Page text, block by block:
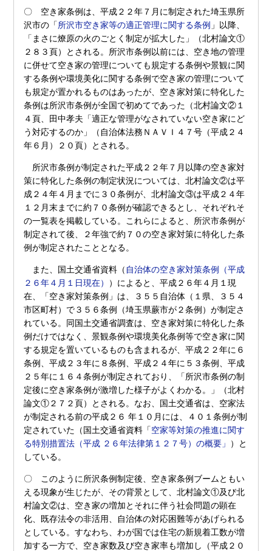
〇 空き家条例は、平成２２年７月に制定された埼玉県所
沢市の「所沢市空き家等の適正管理に関する条例 」以降、
「まさに燎原の火のごとく制定が拡大した」（北村論文①
２８３頁）とされる。所沢市条例以前には、空き地の管理
に併せて空き家の管理についても規定する条例や景観に関
する条例や環境美化に関する条例で空き家の管理について
も規定が置かれるものはあったが、空き家対策に特化した
条例は所沢市条例が全国で初めてであった（北村論文②１
４頁、田中孝夫「適正な管理がなされていない空き家にど
う対応するのか」（自治体法務ＮＡＶＩ４７号（平成２４
年６月）２０頁）とされる。
所沢市条例が制定された平成２２年７月以降の空き家対
策に特化した条例の制定状況については、北村論文②は平
成２４年４月までに３０条例が、北村論文③は平成２４年
１２月末までに約７０条例が確認できるとし、それぞれそ
の一覧表を掲載している。これらによると、所沢市条例が
制定されて後、２年強で約７０の空き家対策に特化した条
例が制定されたこととなる。
また、国土交通省資料（ 自治体の空き家対策条例（平成
２６年４月１日現在）
）によると、平成２６年４月１現
在、「空き家対策条例」は、３５５自治体（１県、３５４
市区町村）で３５６条例（埼玉県蕨市が２条例）が制定さ
れている。同国土交通省調査は、空き家対策に特化した条
例だけではなく、景観条例や環境美化条例等で空き家に関
する規定を置いているものも含まれるが、平成２２年に６
条例、平成２３年に８条例、平成２４年に５３条例、平成
２５年に１６４条例が制定されており、「所沢市条例の制
定後に空き家条例が激増した様子がよくわかる。」（北村
論文①２７２頁）とされる。なお、国土交通省は、空家法
が制定される前の平成２６ 年１０月には、４０１条例が制
定されていた（国土交通省資料「空家等対策の推進に関す
る特別措置法（平成 ２６年法律第１２７号）の概要」
）と
している。
〇 このように所沢条例制定後、空き家条例ブームともい
える現象が生じたが、その背景として、北村論文①及び北
村論文②は、空き家の増加とそれに伴う社会問題の顕在
化、既存法令の非活用、自治体の対応困難等があげられる
としている。すなわち、わが国では住宅の新規着工数が増
加する一方で、空き家数及び空き家率も増加し（平成２０